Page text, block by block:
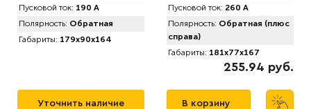
Пусковой ток: 190 А
Полярность: Обратная
Габариты: 179x90x164
Уточнить наличие
Пусковой ток: 260 А
Полярность: Обратная (плюс
справа)
Габариты: 181x77x167
255.94 руб.
В корзину